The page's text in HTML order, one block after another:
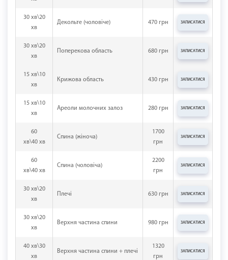
30 хв\20
хв
Декольте (чоловіче) 470 грн ЗАПИСАТИСЯ
30 хв\20
хв
Поперекова область 680 грн ЗАПИСАТИСЯ
15 хв\10
хв
Крижова область 430 грн ЗАПИСАТИСЯ
15 хв\10
хв
Ареоли молочних залоз 280 грн ЗАПИСАТИСЯ
60
хв\40 хв
Спина (жіноча)
1700
грн
ЗАПИСАТИСЯ
60
хв\40 хв
Спина (чоловіча)
2200
грн
ЗАПИСАТИСЯ
30 хв\20
хв
Плечі 630 грн ЗАПИСАТИСЯ
30 хв\20
хв
Верхня частина спини 980 грн ЗАПИСАТИСЯ
40 хв\30
хв
Верхня частина спини + плечі
1320
грн
ЗАПИСАТИСЯ